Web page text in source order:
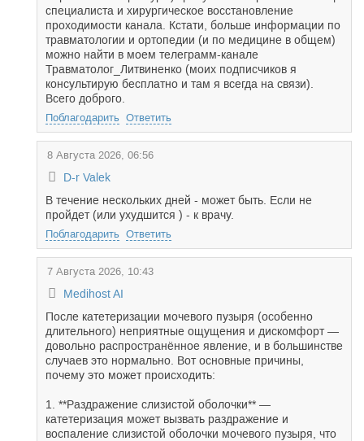
специалиста и хирургическое восстановление
проходимости канала. Кстати, больше информации по
травматологии и ортопедии (и по медицине в общем)
можно найти в моем телеграмм-канале
Травматолог_Литвиненко (моих подписчиков я
консультирую бесплатно и там я всегда на связи).
Всего доброго.
Поблагодарить Ответить
8 Августа 2026, 06:56
D-r Valek
В течение нескольких дней - может быть. Если не
пройдет (или ухудшится ) - к врачу.
Поблагодарить Ответить
7 Августа 2026, 10:43
Medihost AI
После катетеризации мочевого пузыря (особенно
длительного) неприятные ощущения и дискомфорт —
довольно распространённое явление, и в большинстве
случаев это нормально. Вот основные причины,
почему это может происходить:
1. **Раздражение слизистой оболочки** —
катетеризация может вызвать раздражение и
воспаление слизистой оболочки мочевого пузыря, что